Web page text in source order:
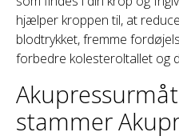
hjælper kroppen til, at
blodtrykket, fremme
forbedre kolesteroltallet og
stammer